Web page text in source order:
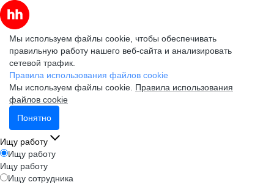
Мы используем файлы cookie, чтобы обеспечивать
правильную работу нашего веб-сайта и анализировать
сетевой трафик.
Правила использования файлов cookie
Мы используем файлы cookie. Правила использования
файлов cookie
Понятно
Ищу работу
Ищу работу
Ищу работу
Ищу сотрудника